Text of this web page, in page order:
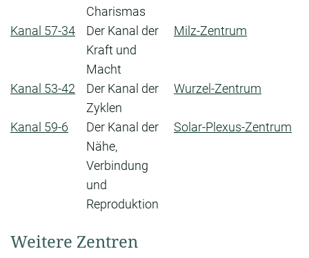
Charismas
Kanal 57-34
Der Kanal der
Kraft und
Macht
Milz-Zentrum
Kanal 53-42
Der Kanal der
Zyklen
Wurzel-Zentrum
Kanal 59-6
Der Kanal der
Nähe,
Verbindung
und
Reproduktion
Solar-Plexus-Zentrum
Weitere Zentren